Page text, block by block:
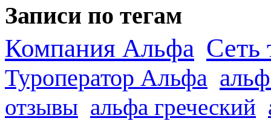
Записи по тегам
Компания Альфа Сеть
Туроператор Альфа
отзывы альфа греческий